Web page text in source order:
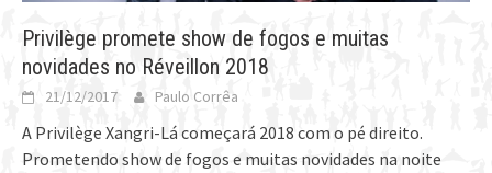
Privilège promete show de fogos e muitas
novidades no Réveillon 2018
21/12/2017 Paulo Corrêa
A Privilège Xangri-Lá começará 2018 com o pé direito.
Prometendo show de fogos e muitas novidades na noite